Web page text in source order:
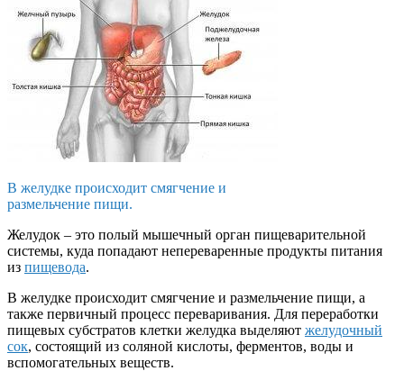
В желудке происходит смягчение и
размельчение пищи.
Желудок – это полый мышечный орган пищеварительной
системы, куда попадают непереваренные продукты питания
из пищевода.
В желудке происходит смягчение и размельчение пищи, а
также первичный процесс переваривания. Для переработки
пищевых субстратов клетки желудка выделяют желудочный
сок, состоящий из соляной кислоты, ферментов, воды и
вспомогательных веществ.